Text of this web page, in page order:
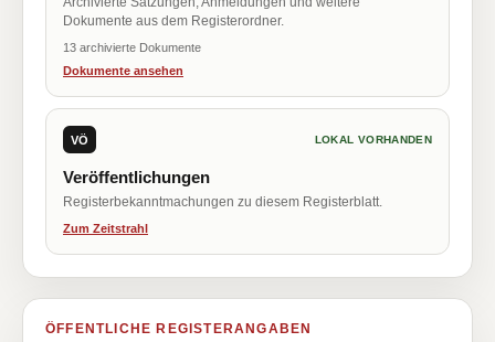
Dokumente aus dem Registerordner.
13 archivierte Dokumente
Dokumente ansehen
VÖ LOKAL VORHANDEN
Veröffentlichungen
Registerbekanntmachungen zu diesem Registerblatt.
Zum Zeitstrahl
ÖFFENTLICHE REGISTERANGABEN